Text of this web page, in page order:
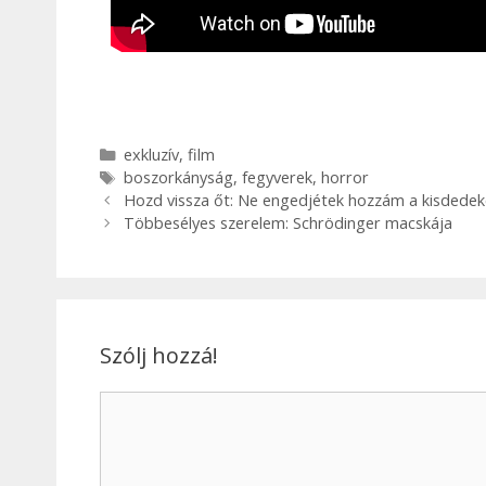
exkluzív, film
boszorkányság, fegyverek, horror
Hozd vissza őt: Ne engedjétek hozzám a
Többesélyes szerelem: Schrödinger macskája
Szólj hozzá!